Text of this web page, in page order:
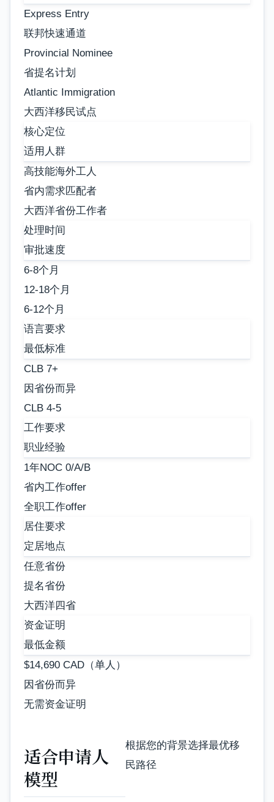
Express Entry
联邦快速通道
Provincial Nominee
省提名计划
Atlantic Immigration
大西洋移民试点
核心定位
适用人群
高技能海外工人
省内需求匹配者
大西洋省份工作者
处理时间
审批速度
6-8个月
12-18个月
6-12个月
语言要求
最低标准
CLB 7+
因省份而异
CLB 4-5
工作要求
职业经验
1年NOC 0/A/B
省内工作offer
全职工作offer
居住要求
定居地点
任意省份
提名省份
大西洋四省
资金证明
最低金额
$14,690 CAD（单人）
因省份而异
无需资金证明
适合申请人
模型
根据您的背景选择最优移
民路径